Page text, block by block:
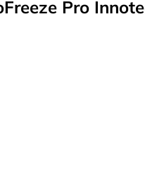
Pro